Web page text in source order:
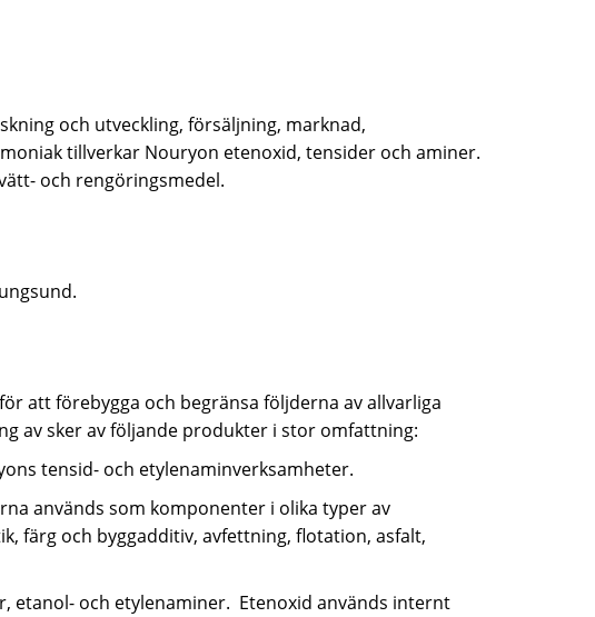
och utveckling, försäljning, marknad,
tillverkar Nouryon etenoxid, tensider och aminer.
och rengöringsmedel.
att förebygga och begränsa följderna av allvarliga
av sker av följande produkter i stor omfattning:
tensid- och etylenaminverksamheter.
används som komponenter i olika typer av
färg och byggadditiv, avfettning, flotation, asfalt,
etanol- och etylenaminer. Etenoxid används internt